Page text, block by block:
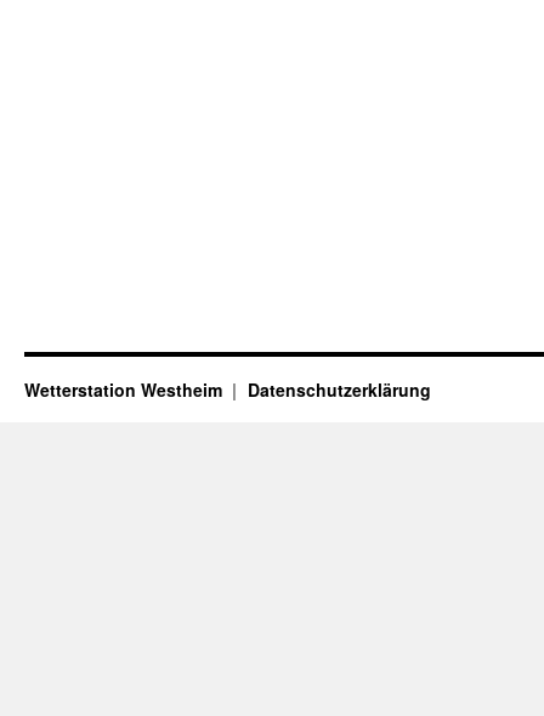
Wetterstation Westheim Datenschutzerklärung